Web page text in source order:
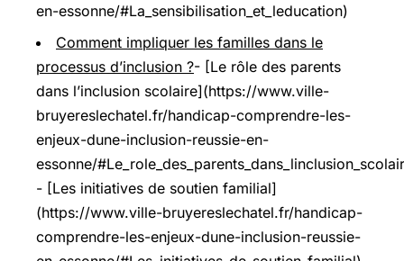
en-essonne/#La_sensibilisation_et_leducation)
Comment impliquer les familles dans le
processus d’inclusion ?- [Le rôle des parents
dans l’inclusion scolaire](https://www.ville-
bruyereslechatel.fr/handicap-comprendre-les-
enjeux-dune-inclusion-reussie-en-
essonne/
- [Les initiatives de soutien familial]
(https://www.ville-bruyereslechatel.fr/handicap-
comprendre-les-enjeux-dune-inclusion-reussie-